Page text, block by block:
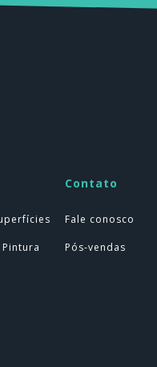
Contato
Fale conosco
Pós-vendas